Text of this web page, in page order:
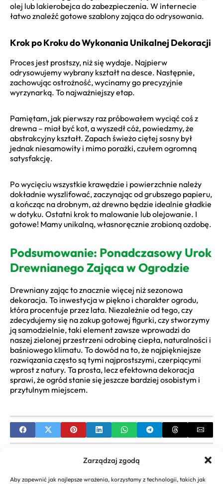
Zarządzaj zgodą
Aby zapewnić jak najlepsze wrażenia, korzystamy z technologii, takich jak
olej lub lakierobejca do zabezpieczenia. W internecie
łatwo znaleźć gotowe szablony zająca do odrysowania.
Krok po Kroku do Wykonania Unikalnej Dekoracji
Proces jest prostszy, niż się wydaje. Najpierw
odrysowujemy wybrany kształt na desce. Następnie,
zachowując ostrożność, wycinamy go precyzyjnie
wyrzynarką. To najważniejszy etap.
Pamiętam, jak pierwszy raz próbowałem wyciąć coś z
drewna – miał być kot, a wyszedł cóż, powiedzmy, że
abstrakcyjny kształt. Zapach świeżo ciętej sosny był
jednak niesamowity i mimo porażki, czułem ogromną
satysfakcję.
Po wycięciu wszystkie krawędzie i powierzchnie należy
dokładnie wyszlifować, zaczynając od grubszego papieru,
a kończąc na drobnym, aż drewno będzie idealnie gładkie
w dotyku. Ostatni krok to malowanie lub olejowanie. I
gotowe! Mamy unikalną, własnoręcznie zrobioną ozdobę.
Podsumowanie: Ponadczasowy Urok
Drewnianego Zająca w Ogrodzie
Drewniany zając to znacznie więcej niż sezonowa
dekoracja. To inwestycja w piękno i charakter ogrodu,
która procentuje przez lata. Niezależnie od tego, czy
zdecydujemy się na zakup gotowej figurki, czy stworzymy
ją samodzielnie, taki element zawsze wprowadzi do
naszej zielonej przestrzeni odrobinę ciepła, naturalności i
baśniowego klimatu. To dowód na to, że najpiękniejsze
rozwiązania często są tymi najprostszymi, czerpiącymi
wprost z natury. Ta prosta, lecz efektowna dekoracja
sprawi, że ogród stanie się jeszcze bardziej osobistym i
przytulnym miejscem.
Projektowanie ogrodu leśnego: Poradnik krok po